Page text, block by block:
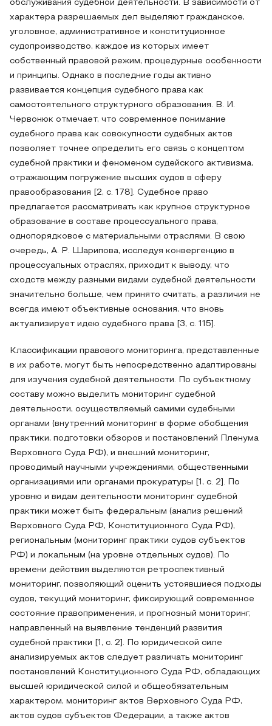
обслуживания судебной деятельности. В зависимости от
характера разрешаемых дел выделяют гражданское,
уголовное, административное и конституционное
судопроизводство, каждое из которых имеет
собственный правовой режим, процедурные особенности
и принципы. Однако в последние годы активно
развивается концепция судебного права как
самостоятельного структурного образования. В. И.
Червонюк отмечает, что современное понимание
судебного права как совокупности судебных актов
позволяет точнее определить его связь с концептом
судебной практики и феноменом судейского активизма,
отражающим погружение высших судов в сферу
правообразования [2, с. 178]. Судебное право
предлагается рассматривать как крупное структурное
образование в составе процессуального права,
однопорядковое с материальными отраслями. В свою
очередь, А. Р. Шарипова, исследуя конвергенцию в
процессуальных отраслях, приходит к выводу, что
сходств между разными видами судебной деятельности
значительно больше, чем принято считать, а различия не
всегда имеют объективные основания, что вновь
актуализирует идею судебного права [3, с. 115].
Классификации правового мониторинга, представленные
в их работе, могут быть непосредственно адаптированы
для изучения судебной деятельности. По субъектному
составу можно выделить мониторинг судебной
деятельности, осуществляемый самими судебными
органами (внутренний мониторинг в форме обобщения
практики, подготовки обзоров и постановлений Пленума
Верховного Суда РФ), и внешний мониторинг,
проводимый научными учреждениями, общественными
организациями или органами прокуратуры [1, с. 2]. По
уровню и видам деятельности мониторинг судебной
практики может быть федеральным (анализ решений
Верховного Суда РФ, Конституционного Суда РФ),
региональным (мониторинг практики судов субъектов
РФ) и локальным (на уровне отдельных судов). По
времени действия выделяются ретроспективный
мониторинг, позволяющий оценить устоявшиеся подходы
судов, текущий мониторинг, фиксирующий современное
состояние правоприменения, и прогнозный мониторинг,
направленный на выявление тенденций развития
судебной практики [1, с. 2]. По юридической силе
анализируемых актов следует различать мониторинг
постановлений Конституционного Суда РФ, обладающих
высшей юридической силой и общеобязательным
характером, мониторинг актов Верховного Суда РФ,
актов судов субъектов Федерации, а также актов